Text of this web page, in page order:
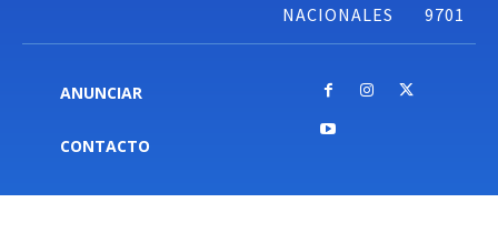
NACIONALES
9701
ANUNCIAR
CONTACTO